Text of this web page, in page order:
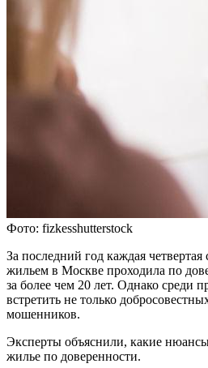
Фото: fizkesshutterstock
За последний год каждая
жильем в Москве проходила по
за более чем 20 лет. Однако среди
встретить не только
мошенников.
Эксперты объяснили, какие нюансы
жилье по доверенности.